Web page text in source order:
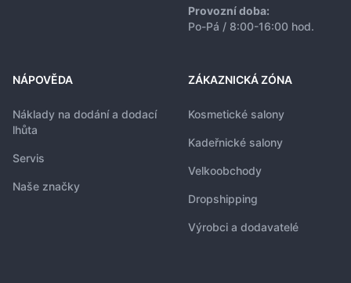
Provozní doba:
Po-Pá / 8:00-16:00 hod.
NÁPOVĚDA
Náklady na dodání a dodací
lhůta
Servis
Naše značky
ZÁKAZNICKÁ ZÓNA
Kosmetické salony
Kadeřnické salony
Velkoobchody
Dropshipping
Výrobci a dodavatelé